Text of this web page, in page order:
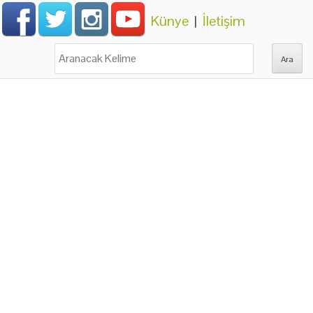
Künye | İletişim